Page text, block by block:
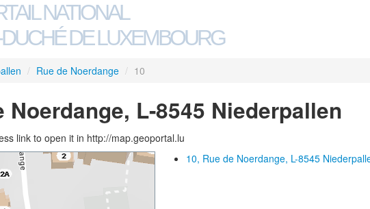
NATIONAL
DE LUXEMBOURG
/ Rue de Noerdange / 10
Noerdange, L-8545 Niederpallen
link to open it in http://map.geoportal.lu
10, Rue de Noerdange, L-8545